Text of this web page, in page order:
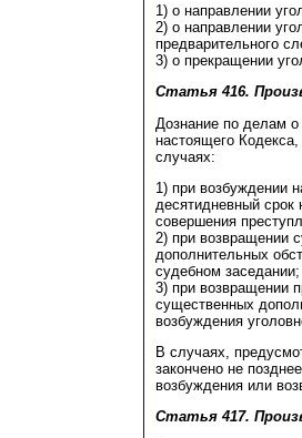
1) о направлении
2) о направлении
предварительного
3) о прекращении
Статья 416.
Дознание по делам о
настоящего
случаях:
1) при возбуждении
десятидневный срок
совершения
2) при возвращении
дополнительных
судебном заседании;
3) при возвращении
существенных
возбуждения
В случаях,
закончено не
возбуждения или
Статья 417.